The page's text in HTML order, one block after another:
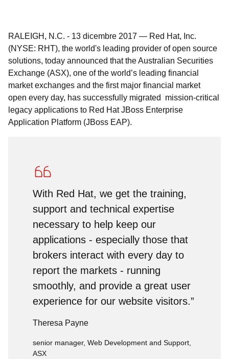
RALEIGH, N.C. - 13 dicembre 2017 — Red Hat, Inc.
(NYSE: RHT), the world's leading provider of open source
solutions, today announced that the Australian Securities
Exchange (ASX), one of the world’s leading financial
market exchanges and the first major financial market
open every day, has successfully migrated mission-critical
legacy applications to Red Hat JBoss Enterprise
Application Platform (JBoss EAP).
With Red Hat, we get the training,
support and technical expertise
necessary to help keep our
applications - especially those that
brokers interact with every day to
report the markets - running
smoothly, and provide a great user
experience for our website visitors.”
Theresa Payne
senior manager, Web Development and Support,
ASX